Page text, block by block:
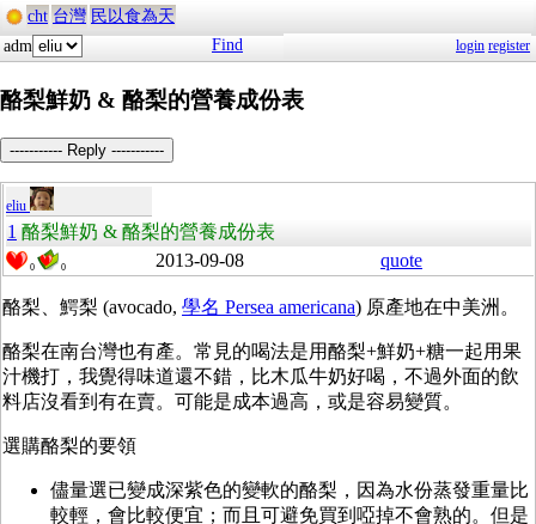
cht 台灣 民以食為天
adm
Find login register
酪梨鮮奶 & 酪梨的營養成份表
----------- Reply -----------
eliu
1 酪梨鮮奶 & 酪梨的營養成份表
0 0 2013-09-08 quote
酪梨、 鰐梨 (avocado, 學名 Persea americana) 原產地在中美洲。
酪梨在南台灣也有產。常見的喝法是用酪梨+鮮奶+糖一起用果
汁機打，我覺得味道還不錯，比木瓜牛奶好喝，不過外面的飲
料店沒看到有在賣。可能是成本過高，或是容易變質。
選購酪梨的要領
儘量選已變成深紫色的變軟的酪梨，因為水份蒸發重量比
較輕，會比較便宜；而且可避免買到啞掉不會熟的。但是